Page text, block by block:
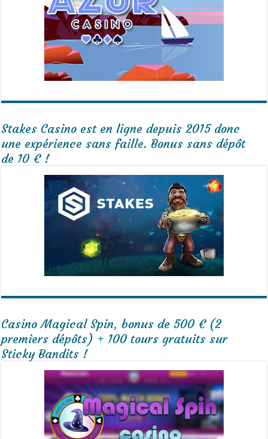
Stakes Casino est en ligne depuis 2015 donc
une expérience sans faille. Bonus sans dépôt
de 10 € !
Casino Magical Spin, bonus de 500 € (2
premiers dépôts) + 100 tours gratuits sur
Sticky Bandits !